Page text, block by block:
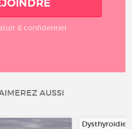
& confidentiel
AUSSI
Dysthyroidie